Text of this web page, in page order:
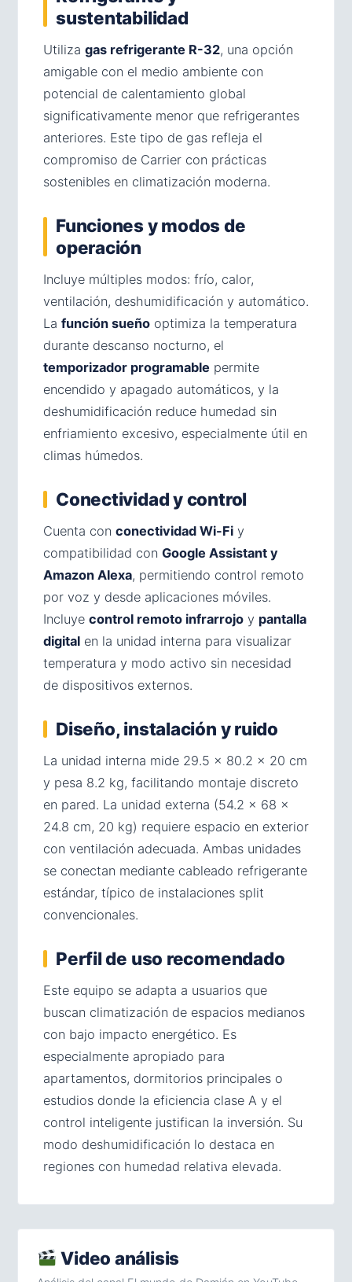
sustentabilidad
Utiliza gas refrigerante R-32, una opción
amigable con el medio ambiente con
potencial de calentamiento global
significativamente menor que refrigerantes
anteriores. Este tipo de gas refleja el
compromiso de Carrier con prácticas
sostenibles en climatización moderna.
Funciones y modos de
operación
Incluye múltiples modos: frío, calor,
ventilación, deshumidificación y automático.
La función sueño optimiza la temperatura
durante descanso nocturno, el
temporizador programable permite
encendido y apagado automáticos, y la
deshumidificación reduce humedad sin
enfriamiento excesivo, especialmente útil en
climas húmedos.
Conectividad y control
Cuenta con conectividad Wi-Fi y
compatibilidad con Google Assistant y
Amazon Alexa, permitiendo control remoto
por voz y desde aplicaciones móviles.
Incluye control remoto infrarrojo y pantalla
digital en la unidad interna para visualizar
temperatura y modo activo sin necesidad
de dispositivos externos.
Diseño, instalación y ruido
La unidad interna mide 29.5 × 80.2 × 20 cm
y pesa 8.2 kg, facilitando montaje discreto
en pared. La unidad externa (54.2 × 68 ×
24.8 cm, 20 kg) requiere espacio en exterior
con ventilación adecuada. Ambas unidades
se conectan mediante cableado refrigerante
estándar, típico de instalaciones split
convencionales.
Perfil de uso recomendado
Este equipo se adapta a usuarios que
buscan climatización de espacios medianos
con bajo impacto energético. Es
especialmente apropiado para
apartamentos, dormitorios principales o
estudios donde la eficiencia clase A y el
control inteligente justifican la inversión. Su
modo deshumidificación lo destaca en
regiones con humedad relativa elevada.
Video análisis